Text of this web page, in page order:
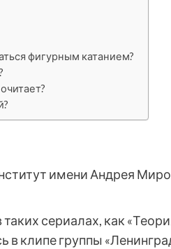
фигурным катанием?
имени Андрея
сериалах, как
в клипе группы